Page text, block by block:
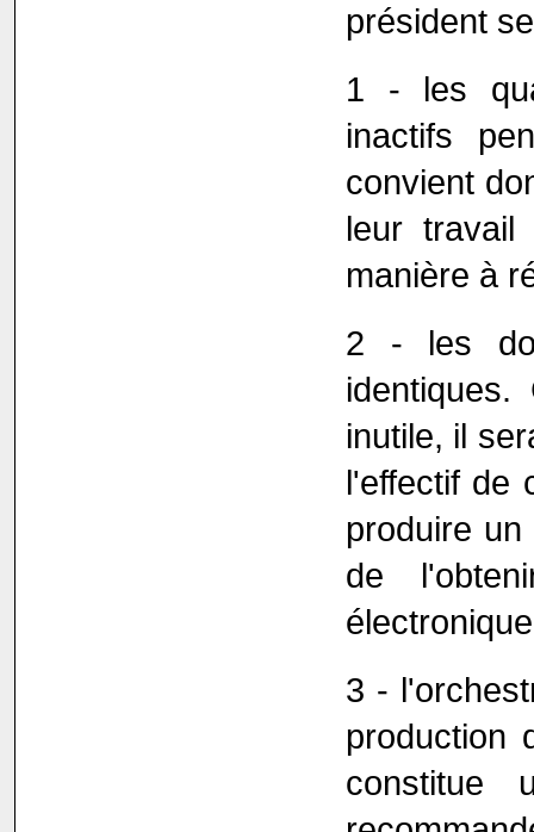
président
1 - les
inactifs
convient
leur
manière à
2 - les
inutile, il
l'effectif de
produire
de
3 -
production
constitue